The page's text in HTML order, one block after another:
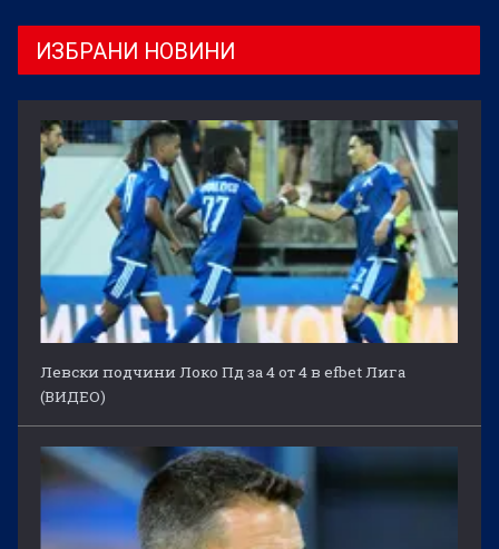
ИЗБРАНИ НОВИНИ
Левски подчини Локо Пд за 4 от 4 в efbet Лига
(ВИДЕО)